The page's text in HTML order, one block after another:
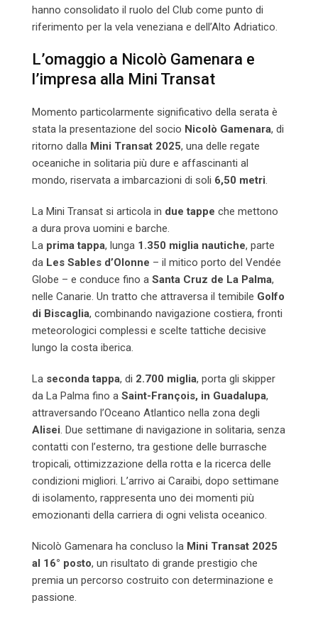
hanno consolidato il ruolo del Club come punto di
riferimento per la vela veneziana e dell’Alto Adriatico.
L’omaggio a Nicolò Gamenara e
l’impresa alla Mini Transat
Momento particolarmente significativo della serata è
stata la presentazione del socio Nicolò Gamenara, di
ritorno dalla Mini Transat 2025, una delle regate
oceaniche in solitaria più dure e affascinanti al
mondo, riservata a imbarcazioni di soli 6,50 metri.
La Mini Transat si articola in due tappe che mettono
a dura prova uomini e barche.
La prima tappa, lunga 1.350 miglia nautiche, parte
da Les Sables d’Olonne – il mitico porto del Vendée
Globe – e conduce fino a Santa Cruz de La Palma,
nelle Canarie. Un tratto che attraversa il temibile Golfo
di Biscaglia, combinando navigazione costiera, fronti
meteorologici complessi e scelte tattiche decisive
lungo la costa iberica.
La seconda tappa, di 2.700 miglia, porta gli skipper
da La Palma fino a Saint-François, in Guadalupa,
attraversando l’Oceano Atlantico nella zona degli
Alisei. Due settimane di navigazione in solitaria, senza
contatti con l’esterno, tra gestione delle burrasche
tropicali, ottimizzazione della rotta e la ricerca delle
condizioni migliori. L’arrivo ai Caraibi, dopo settimane
di isolamento, rappresenta uno dei momenti più
emozionanti della carriera di ogni velista oceanico.
Nicolò Gamenara ha concluso la Mini Transat 2025
al 16° posto, un risultato di grande prestigio che
premia un percorso costruito con determinazione e
passione.